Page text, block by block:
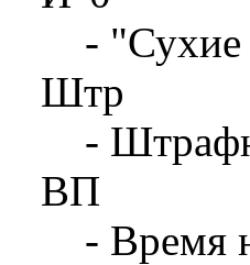
-
Штр
-
ВП
- Время